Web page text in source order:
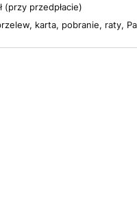
(przy przedpłacie)
karta, pobranie, raty,